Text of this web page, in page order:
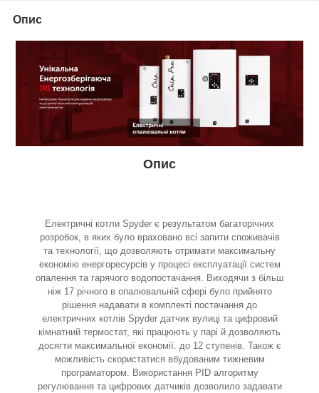
Опис
Опис
Електричні котли Spyder є результатом багаторічних
розробок, в яких було враховано всі запити споживачів
та технології, що дозволяють отримати максимальну
економію енергоресурсів у процесі експлуатації систем
опалення та гарячого водопостачання. Виходячи з більш
ніж 17 річного в опалювальній сфері було прийнято
рішення надавати в комплекті постачання до
електричних котлів Spyder датчик вулиці та цифровий
кімнатний термостат, які працюють у парі й дозволяють
досягти максимальної економії. до 12 ступенів. Також є
можливість скористатися вбудованим тижневим
програматором. Використання PID алгоритму
регулювання та цифрових датчиків дозволило задавати